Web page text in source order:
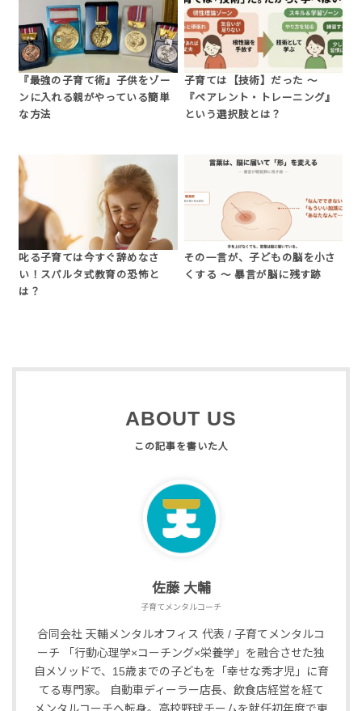
『最強の子育て術』子供をゾー
ンに入れる親がやっている簡単
な方法
子育ては【技術】だった 〜
『ペアレント・トレーニング』
という選択肢とは？
叱る子育ては今すぐ辞めなさ
い！スパルタ式教育の恐怖と
は？
その一言が、子どもの脳を小さ
くする 〜 暴言が脳に残す跡
ABOUT US
佐藤 大輔
子育てメンタルコーチ
合同会社 天輔メンタルオフィス 代表 / 子育てメンタルコ
ーチ 「行動心理学×コーチング×栄養学」を融合させた独
自メソッドで、15歳までの子どもを「幸せな秀才児」に育
てる専門家。 自動車ディーラー店長、飲食店経営を経て